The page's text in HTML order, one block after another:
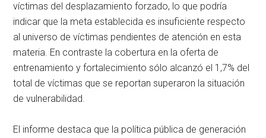
víctimas del desplazamiento forzado, lo que podría
indicar que la meta establecida es insuficiente respecto
al universo de víctimas pendientes de atención en esta
materia. En contraste la cobertura en la oferta de
entrenamiento y fortalecimiento sólo alcanzó el 1,7% del
total de víctimas que se reportan superaron la situación
de vulnerabilidad.
El informe destaca que la política pública de generación